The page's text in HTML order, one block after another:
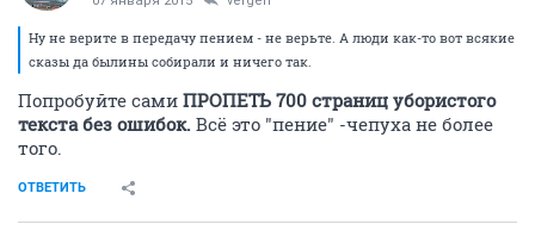
Ну не верите в передачу пением - не верьте. А люди как-то вот всякие
сказы да былины собирали и ничего так.
Попробуйте сами ПРОПЕТЬ 700 страниц убористого
текста без ошибок. Всё это "пение" -чепуха не более
того.
ОТВЕТИТЬ